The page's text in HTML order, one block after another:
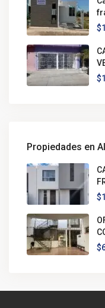
Propiedades en